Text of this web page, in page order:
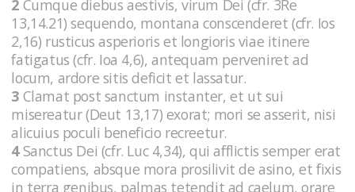
2 Cumque diebus aestivis, virum Dei (cfr. 3Re
13,14.21) sequendo, montana conscenderet (cfr. Ios
2,16) rusticus asperioris et longioris viae itinere
fatigatus (cfr. Ioa 4,6), antequam perveniret ad
locum, ardore sitis deficit et lassatur.
3 Clamat post sanctum instanter, et ut sui
misereatur (Deut 13,17) exorat; mori se asserit, nisi
alicuius poculi beneficio recreetur.
4Sanctus Dei (cfr. Luc 4,34), qui afflictis semper erat
compatiens, absque mora prosilivit de asino, et fixis
in terra genibus, palmas tetendit ad caelum, orare